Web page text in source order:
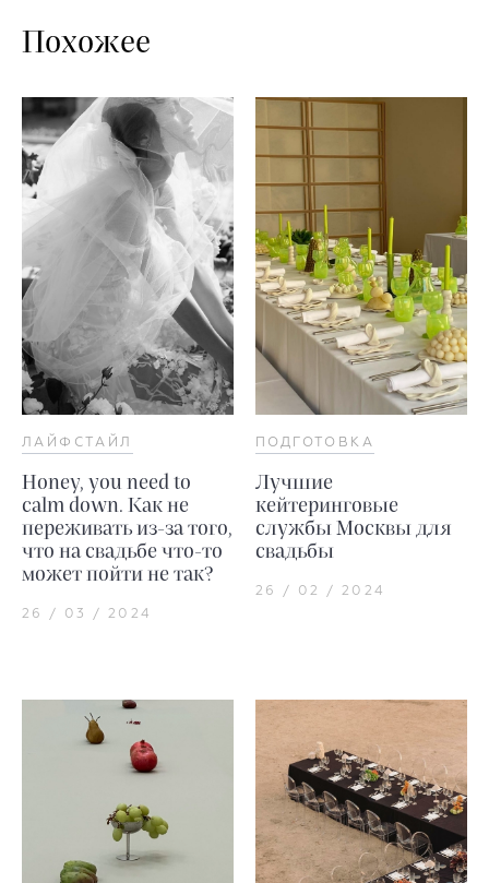
Похожее
ЛАЙФСТАЙЛ
Honey, you need to
calm down. Как не
переживать из-за того,
что на свадьбе что-то
может пойти не так?
26 / 03 / 2024
ПОДГОТОВКА
Лучшие
кейтеринговые
службы Москвы для
свадьбы
26 / 02 / 2024